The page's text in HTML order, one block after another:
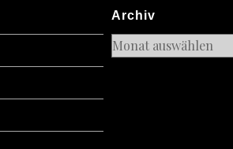
Archiv
Archiv